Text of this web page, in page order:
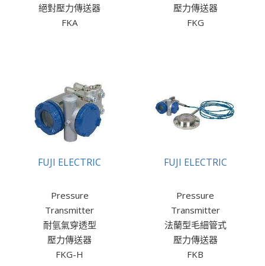
絕對壓力傳送器
FKA
壓力傳送器
FKG
FUJI ELECTRIC
Pressure
Transmitter
耐氫氣穿透型
壓力傳送器
FKG-H
FUJI ELECTRIC
Pressure
Transmitter
法蘭型毛細管式
壓力傳送器
FKB